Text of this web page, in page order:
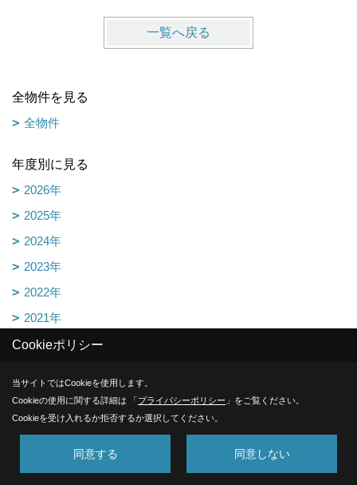
一覧へ戻る
全物件を見る
全物件
年度別に見る
2026年
2025年
2024年
2023年
2022年
2021年
2020年
2018年
2017年
2015年
Cookieポリシー
当サイトではCookieを使用します。
Cookieの使用に関する詳細は 「プライバシーポリシー 」をご覧ください。
Cookieを受け入れるか拒否するか選択してください。
同意する 同意しない